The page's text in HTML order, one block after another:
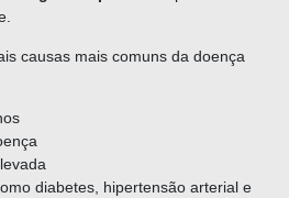
causas mais comuns da doença
diabetes, hipertensão arterial e